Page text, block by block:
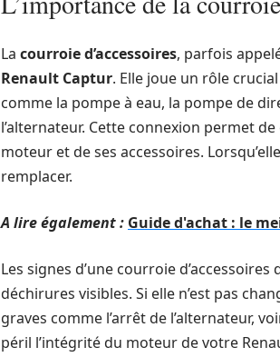
La courroie d’accessoires, parfois
Renault Captur. Elle joue un rôle
comme la pompe à eau, la pompe de
l’alternateur. Cette connexion permet
moteur et de ses accessoires.
remplacer.
A lire également : Guide d'achat : le
Les signes d’une courroie
déchirures visibles. Si elle n’est pas
graves comme l’arrêt de l’alternateur,
péril l’intégrité du moteur de votre